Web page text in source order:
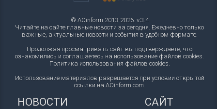
© AOinform 2013-2026. v.3.4
Читайте на сайте главные новости за сегодня. Ежедневно только
важные, актуальные новости и события в удобном формате.
Продолжая просматривать сайт вы подтверждаете, что
ознакомились и соглашаетесь на использование файлов cookies.
Политика использования файлов cookies.
Использование материалов разрешается при условии открытой
ссылки на AOinform.com.
НОВОСТИ САЙТ